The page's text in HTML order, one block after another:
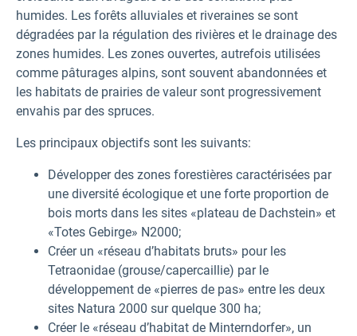
humides. Les forêts alluviales et riveraines se sont
dégradées par la régulation des rivières et le drainage des
zones humides. Les zones ouvertes, autrefois utilisées
comme pâturages alpins, sont souvent abandonnées et
les habitats de prairies de valeur sont progressivement
envahis par des spruces.
Les principaux objectifs sont les suivants:
Développer des zones forestières caractérisées par
une diversité écologique et une forte proportion de
bois morts dans les sites «plateau de Dachstein» et
«Totes Gebirge» N2000;
Créer un «réseau d’habitats bruts» pour les
Tetraonidae (grouse/capercaillie) par le
développement de «pierres de pas» entre les deux
sites Natura 2000 sur quelque 300 ha;
Créer le «réseau d’habitat de Minterndorfer», un